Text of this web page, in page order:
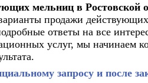
мельниц в Ростовской
продажи
ответы на все
услуг, мы начинаем
запросу и после